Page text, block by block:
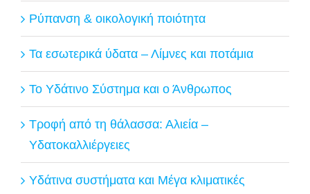
Ρύπανση & οικολογική ποιότητα
Τα εσωτερικά ύδατα – Λίμνες και ποτάμια
Το Υδάτινο Σύστημα και ο Άνθρωπος
Τροφή από τη θάλασσα: Αλιεία –
Υδατοκαλλιέργειες
Υδάτινα συστήματα και Μέγα κλιματικές